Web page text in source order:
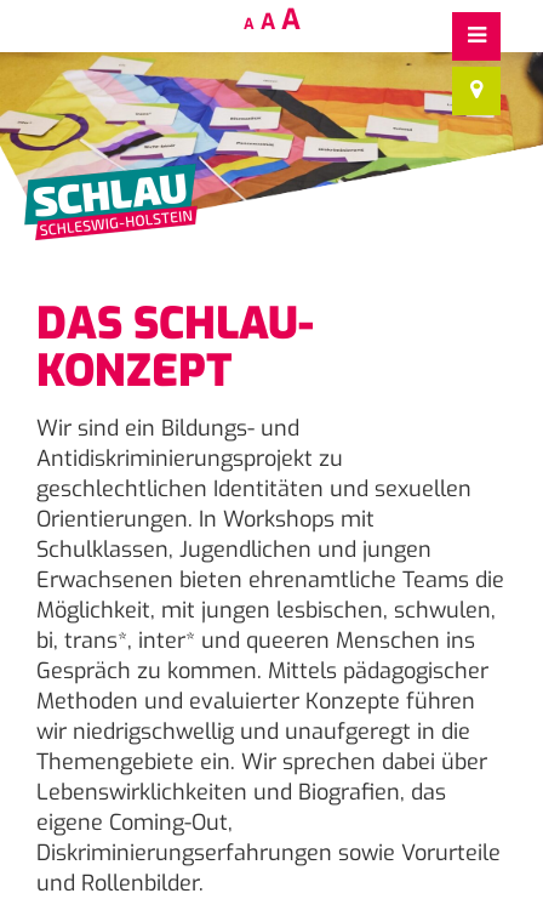
A
Decrease
font
size.
A Reset
size.
AIncrease
font
size.
DAS SCHLAU-
KONZEPT
Wir sind ein Bildungs- und
Antidiskriminierungsprojekt zu
geschlechtlichen Identitäten und sexuellen
Orientierungen. In Workshops mit
Schulklassen, Jugendlichen und jungen
Erwachsenen bieten ehrenamtliche Teams die
Möglichkeit, mit jungen lesbischen, schwulen,
bi, trans*, inter* und queeren Menschen ins
Gespräch zu kommen. Mittels pädagogischer
Methoden und evaluierter Konzepte führen
wir niedrigschwellig und unaufgeregt in die
Themengebiete ein. Wir sprechen dabei über
Lebenswirklichkeiten und Biografien, das
eigene Coming-Out,
Diskriminierungserfahrungen sowie Vorurteile
und Rollenbilder.